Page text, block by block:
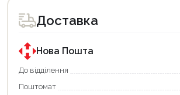
для
покупки
державною
програмою
єКнига.
Використовуйте
карту
для
покупки
державною
програмою
«Національний
кешбек».
покупку
Доставка
Нова Пошта
До відділення
Поштомат